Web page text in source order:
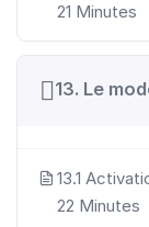
21 Minutes
13. Le
13.1
22 Minutes